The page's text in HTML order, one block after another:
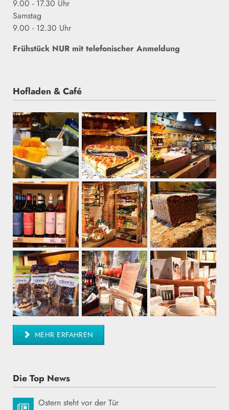
9.00 - 17.30 Uhr
Samstag
9.00 - 12.30 Uhr
Frühstück NUR mit telefonischer Anmeldung
Hofladen & Café
MEHR ERFAHREN
Die Top News
31. Ostern steht vor der Tür